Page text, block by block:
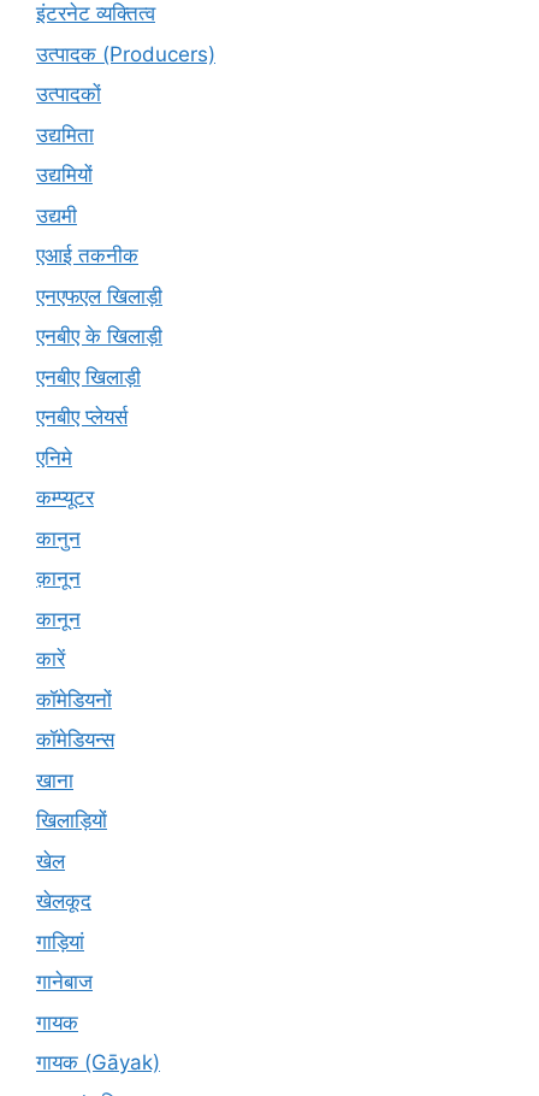
इंटरनेट व्यक्तित्व
उत्पादक (Producers)
उत्पादकों
उद्यमिता
उद्यमियों
उद्यमी
एआई तकनीक
एनएफएल खिलाड़ी
एनबीए के खिलाड़ी
एनबीए खिलाड़ी
एनबीए प्लेयर्स
एनिमे
कम्प्यूटर
कानुन
क़ानून
कानून
कारें
कॉमेडियनों
कॉमेडियन्स
खाना
खिलाड़ियों
खेल
खेलकूद
गाड़ियां
गानेबाज
गायक
गायक (Gāyak)